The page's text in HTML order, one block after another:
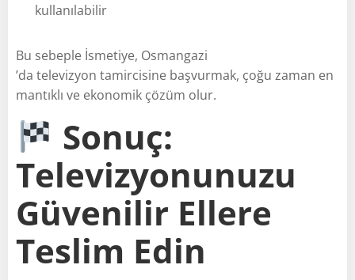
kullanılabilir
Bu sebeple İsmetiye, Osmangazi
’da televizyon tamircisine başvurmak, çoğu zaman en
mantıklı ve ekonomik çözüm olur.
Sonuç:
Televizyonunuzu
Güvenilir Ellere
Teslim Edin